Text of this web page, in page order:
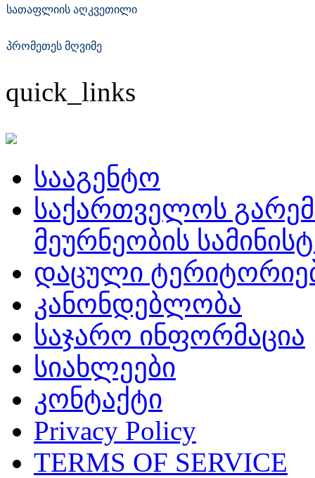
სათაფლიის აღკვეთილი
პრომეთეს მღვიმე
quick_links
სააგენტო
საქართველოს
მეურნეობის
დაცული
კანონდებლობა
საჯარო ინფორმაცია
სიახლეები
კონტაქტი
Privacy Policy
TERMS OF SERVICE